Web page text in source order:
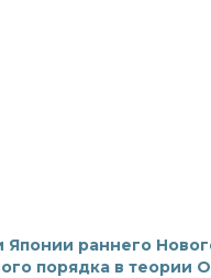
раннего
порядка в теории